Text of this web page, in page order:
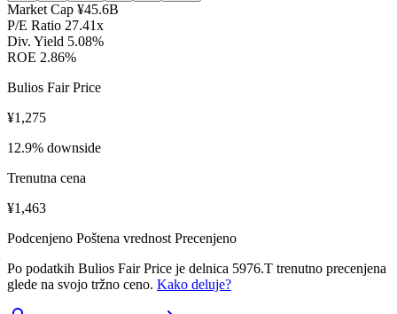
Market Cap ¥45.6B
P/E Ratio 27.41x
Div. Yield 5.08%
ROE 2.86%
Bulios Fair Price
¥1,275
12.9% downside
Trenutna cena
¥1,463
Podcenjeno Poštena vrednost Precenjeno
Po podatkih Bulios Fair Price je delnica 5976.T trenutno precenjena
glede na svojo tržno ceno. Kako deluje?